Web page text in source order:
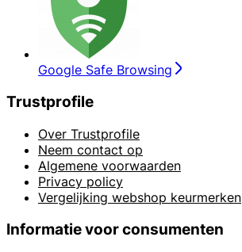
Google Safe Browsing
Trustprofile
Over Trustprofile
Neem contact op
Algemene voorwaarden
Privacy policy
Vergelijking webshop keurmerken
Informatie voor consumenten